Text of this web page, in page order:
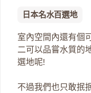
日本名水百選地
室內空間內還有個
二可以品嘗水質的
選地呢!
不過我們也只敢抿